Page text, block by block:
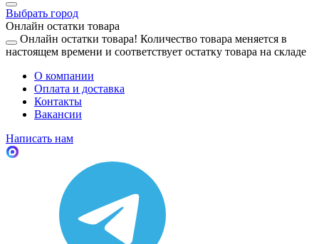
Выбрать город
Онлайн остатки товара
Онлайн остатки товара! Количество товара меняется в
настоящем времени и соответствует остатку товара на складе
О компании
Оплата и доставка
Контакты
Вакансии
Написать нам